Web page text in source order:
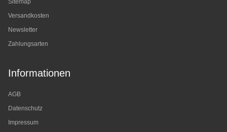
Sitemap
Versandkosten
Newsletter
Zahlungsarten
Informationen
AGB
Datenschutz
Impressum